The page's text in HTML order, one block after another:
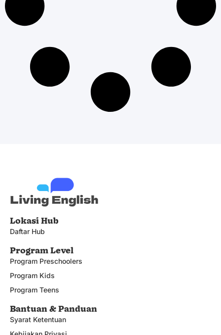
Lokasi Hub
Daftar Hub
Program Level
Program Preschoolers
Program Kids
Program Teens
Bantuan & Panduan
Syarat Ketentuan